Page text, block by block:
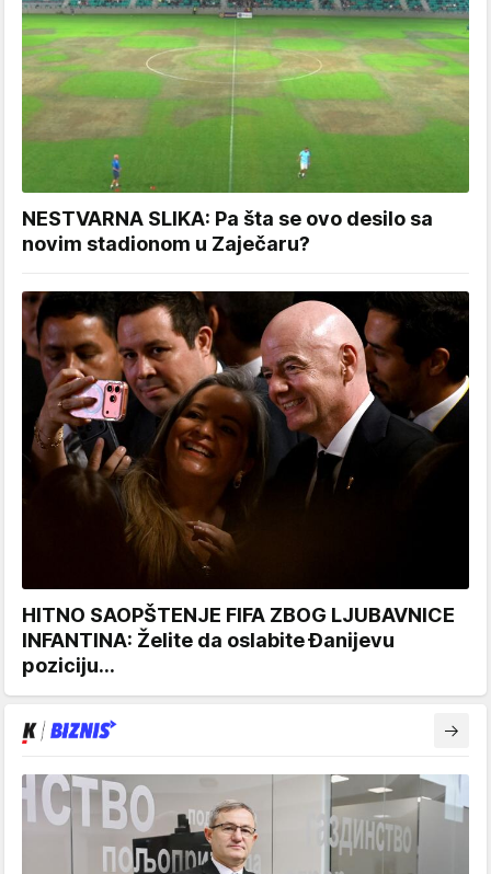
NESTVARNA SLIKA: Pa šta se ovo desilo sa
novim stadionom u Zaječaru?
HITNO SAOPŠTENJE FIFA ZBOG LJUBAVNICE
INFANTINA: Želite da oslabite Đanijevu
poziciju...